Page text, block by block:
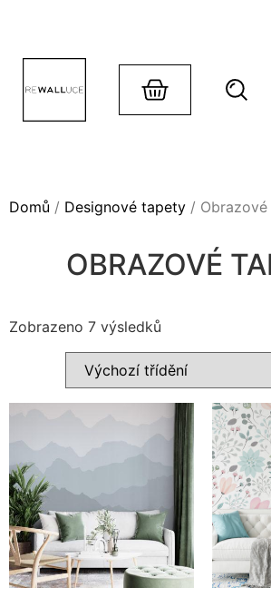
Domů / Designové tapety /
OBRAZOVÉ
Zobrazeno 7 výsledků